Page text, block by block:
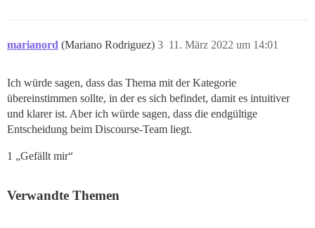
marianord (Mariano Rodriguez) 11. März 2022 um 14:01
3
Ich würde sagen, dass das Thema mit der Kategorie
übereinstimmen sollte, in der es sich befindet, damit es intuitiver
und klarer ist. Aber ich würde sagen, dass die endgültige
Entscheidung beim Discourse-Team liegt.
1 „Gefällt mir“
Verwandte Themen